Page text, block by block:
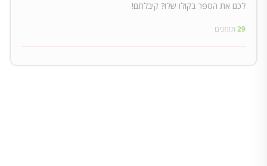
לכם את הספר בקולו שלו? קיבלתם!
29 תומכים